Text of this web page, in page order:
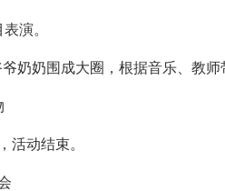
演。
奶奶围成大圈，根据音乐、教师
活动结束。